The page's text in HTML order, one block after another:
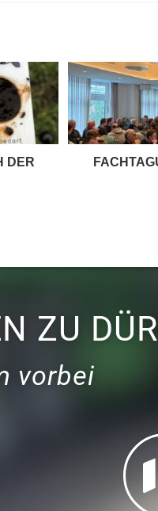
DER
ZU
vorbei